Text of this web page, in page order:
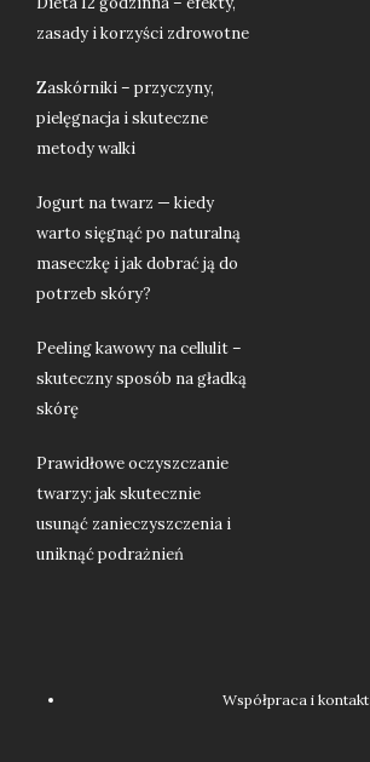
zasady i korzyści zdrowotne
Zaskórniki – przyczyny,
pielęgnacja i skuteczne
metody walki
Jogurt na twarz — kiedy
warto sięgnąć po naturalną
maseczkę i jak dobrać ją do
potrzeb skóry?
Peeling kawowy na cellulit –
skuteczny sposób na gładką
skórę
Prawidłowe oczyszczanie
twarzy: jak skutecznie
usunąć zanieczyszczenia i
uniknąć podrażnień
Współpraca i kontakt